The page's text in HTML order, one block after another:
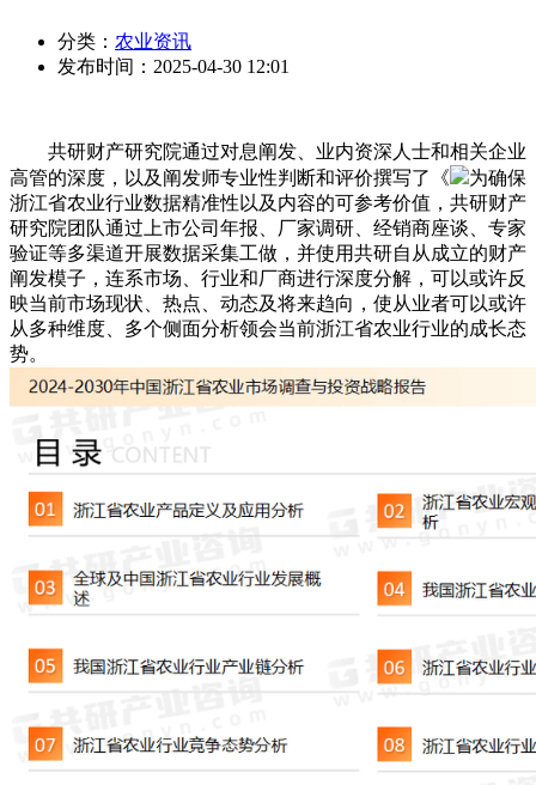
分类： 农业资讯
发布时间： 2025-04-30 12:01
共研财产研究院通过对息阐发、业内资深人士和相关企业
高管的深度，以及阐发师专业性判断和评价撰写了《
为确保
浙江省农业行业数据精准性以及内容的可参考价值，共研财产
研究院团队通过上市公司年报、厂家调研、经销商座谈、专家
验证等多渠道开展数据采集工做，并使用共研自从成立的财产
阐发模子，连系市场、行业和厂商进行深度分解，可以或许反
映当前市场现状、热点、动态及将来趋向，使从业者可以或许
从多种维度、多个侧面分析领会当前浙江省农业行业的成长态
势。